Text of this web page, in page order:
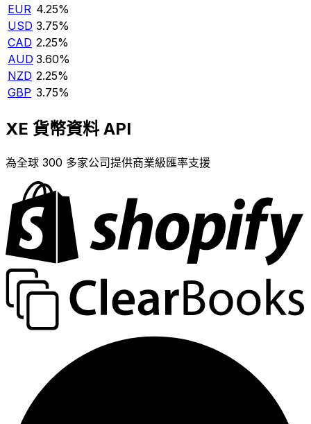
EUR 4.25%
USD 3.75%
CAD 2.25%
AUD 3.60%
NZD 2.25%
GBP 3.75%
XE 貨幣資料 API
為全球 300 多家公司提供商業級匯率支援